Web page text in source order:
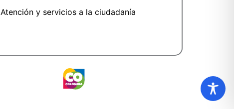
Atención y servicios a la ciudadanía